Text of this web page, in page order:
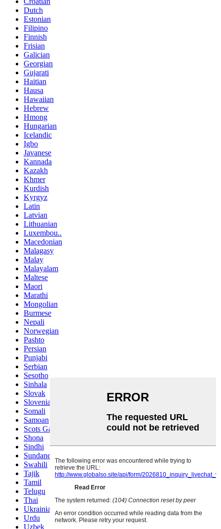
Dutch
Estonian
Filipino
Finnish
Frisian
Galician
Georgian
Gujarati
Haitian
Hausa
Hawaiian
Hebrew
Hmong
Hungarian
Icelandic
Igbo
Javanese
Kannada
Kazakh
Khmer
Kurdish
Kyrgyz
Latin
Latvian
Lithuanian
Luxembou..
Macedonian
Malagasy
Malay
Malayalam
Maltese
Maori
Marathi
Mongolian
Burmese
Nepali
Norwegian
Pashto
Persian
Punjabi
Serbian
Sesotho
Sinhala
Slovak
Slovenian
Somali
Samoan
Scots Gaelic
Shona
Sindhi
Sundanese
Swahili
Tajik
Tamil
Telugu
Thai
Ukrainian
Urdu
Uzbek